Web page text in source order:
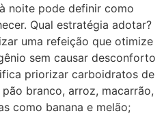
noite pode definir como
Qual estratégia adotar?
uma refeição que otimize
sem causar desconforto
priorizar carboidratos de
branco, arroz, macarrão,
como banana e melão;